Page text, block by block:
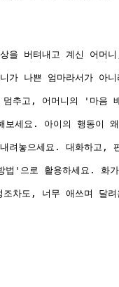
을 버텨내고 계신 어머
가 나쁜 엄마라서가 아
멈추고, 어머니의 '마음
세요. 아이의 행동이
려놓으세요. 대화하고,
'으로 활용하세요. 화
조차도, 너무 애쓰며 달